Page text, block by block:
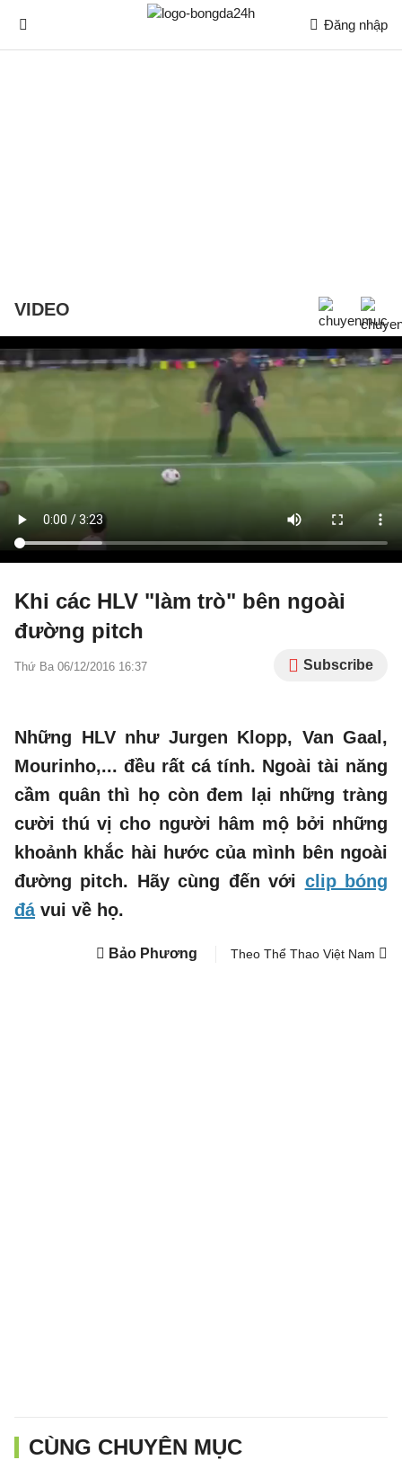
Đăng nhập
VIDEO
Khi các HLV "làm trò" bên ngoài
đường pitch
Thứ Ba 06/12/2016 16:37 Subscribe
Những HLV như Jurgen Klopp, Van Gaal,
Mourinho,... đều rất cá tính. Ngoài tài năng
cầm quân thì họ còn đem lại những tràng
cười thú vị cho người hâm mộ bởi những
khoảnh khắc hài hước của mình bên ngoài
đường pitch. Hãy cùng đến với clip bóng
đávui về họ.
Bảo Phương Theo Thể Thao Việt Nam
CÙNG CHUYÊN MỤC